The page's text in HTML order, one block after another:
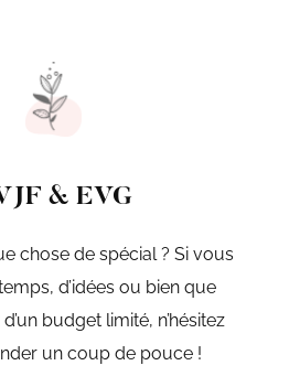
& EVG
chose de spécial ? Si vous
d’idées ou bien que
budget limité, n’hésitez
un coup de pouce !